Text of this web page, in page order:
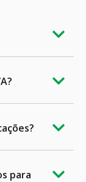
para